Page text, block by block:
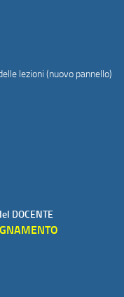
lezioni (nuovo pannello)
DOCENTE